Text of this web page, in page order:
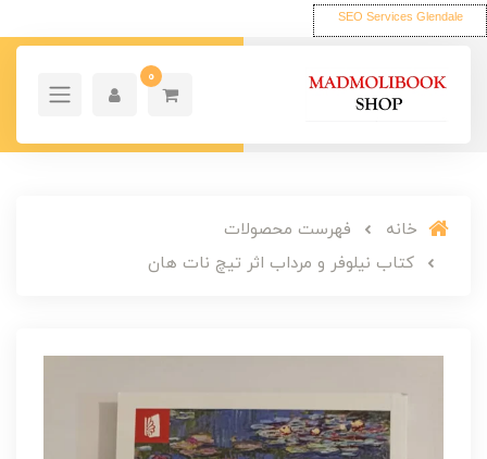
SEO Services Glendale
0
خانه
فهرست محصولات
کتاب نیلوفر و مرداب اثر تیچ نات هان